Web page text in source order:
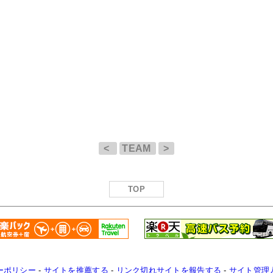
< TEAM >
TOP
ポリシー - サイトを推薦する - リンク切れサイトを報告する - サイト管理